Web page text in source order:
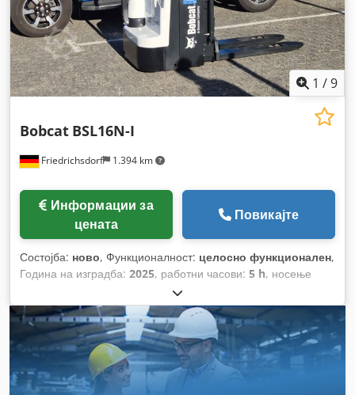
1 /9
Friedrichsdorf 1.394 km
Bobcat BSL16N-I
цената
Повикајте
Состојба: ново, Функционалност: целосно функционален,
Година на изградба: 2025, работни часови: 5 h, носење
, висина на подигнување:
слободно подигање:1.520 мм, тип на гориво:електричен,
тип на јарбол:триплекс, градежна височина:2.108 мм,
должина на вилушките:1.150 мм, празна тежина:1.340 кг
вкупна должина:1.964 мм, тип на погон: Elektro, градежна
ширина:820 мм,